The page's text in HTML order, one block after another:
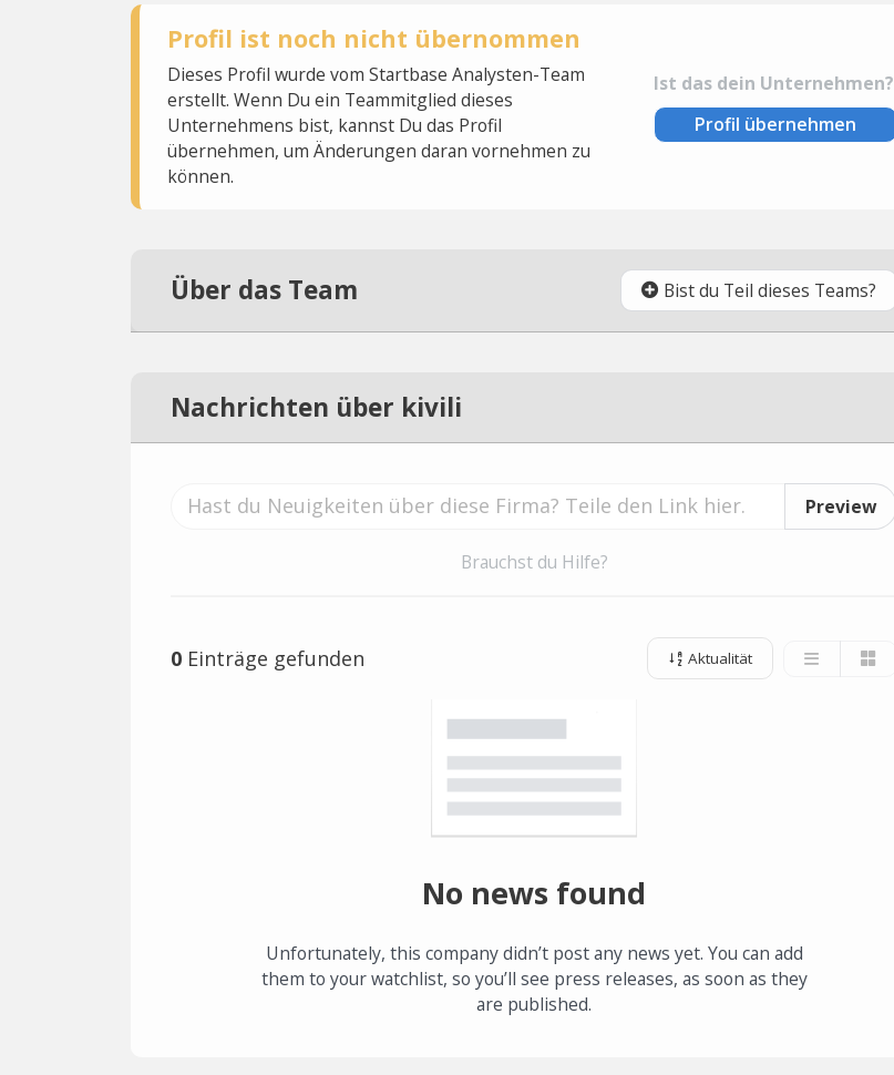
Profil ist noch nicht übernommen
Dieses Profil wurde vom Startbase Analysten-Team
erstellt. Wenn Du ein Teammitglied dieses
Unternehmens bist, kannst Du das Profil
übernehmen, um Änderungen daran vornehmen zu
können.
Ist das dein Unternehmen?
Profil übernehmen
Über das Team Bist du Teil dieses Teams?
Nachrichten über kivili
Preview
Brauchst du Hilfe?
0 Einträge gefunden Aktualität
No news found
Unfortunately, this company didn’t post any news yet. You can add
them to your watchlist, so you’ll see press releases, as soon as they
are published.